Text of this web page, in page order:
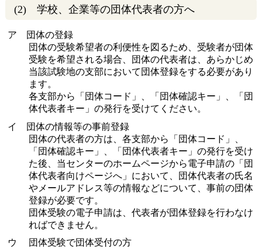
(2) 学校、企業等の団体代表者の方へ
ア 団体の登録
団体の受験希望者の利便性を図るため、受験者が団体
受験を希望される場合、団体の代表者は、あらかじめ
当該試験地の支部において団体登録をする必要があり
ます。
各支部から「団体コード」、「団体確認キー」、「団
体代表者キー」の発行を受けてください。
イ 団体の情報等の事前登録
団体の代表者の方は、各支部から「団体コード」、
「団体確認キー」、「団体代表者キー」の発行を受け
た後、当センターのホームページから電子申請の「団
体代表者向けページへ」において、団体代表者の氏名
やメールアドレス等の情報などについて、事前の団体
登録が必要です。
団体受験の電子申請は、代表者が団体登録を行わなけ
ればできません。
ウ 団体受験で団体受付の方